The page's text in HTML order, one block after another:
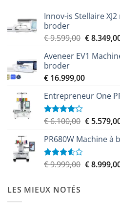
Innov-is Stellaire
broder
€9.599,00 Le
initial
€ 9.599,00.
€
Aveneer EV1
broder
€ 16.999,00
Entrepreneur One
Note
5
€6.100,00 Le
initial
€
€
PR680W Machine à
Note
€9.999,00 Le
€
LES MIEUX NOTÉS